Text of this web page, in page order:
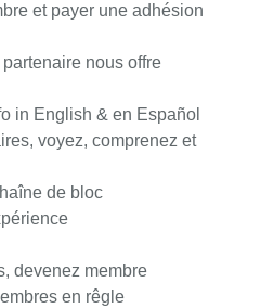
et payer une adhésion
nous offre
in English & en Español
voyez, comprenez et
de bloc
devenez membre
en rêgle